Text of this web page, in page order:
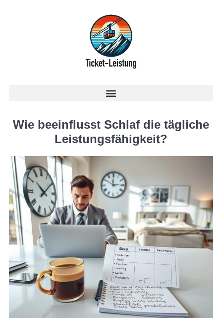
Wie beeinflusst Schlaf die tägliche
Leistungsfähigkeit?